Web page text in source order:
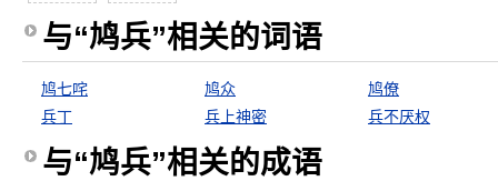
与“鸠兵”相关的词语
鸠七咤 鸠众
鸠僚
兵丁
兵上神密 兵不厌权
与“鸠兵”相关的成语